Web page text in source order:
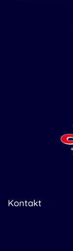
Kontakt